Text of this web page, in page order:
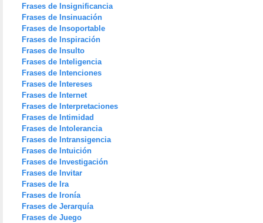
Frases de Insignificancia
Frases de Insinuación
Frases de Insoportable
Frases de Inspiración
Frases de Insulto
Frases de Inteligencia
Frases de Intenciones
Frases de Intereses
Frases de Internet
Frases de Interpretaciones
Frases de Intimidad
Frases de Intolerancia
Frases de Intransigencia
Frases de Intuición
Frases de Investigación
Frases de Invitar
Frases de Ira
Frases de Ironía
Frases de Jerarquía
Frases de Juego